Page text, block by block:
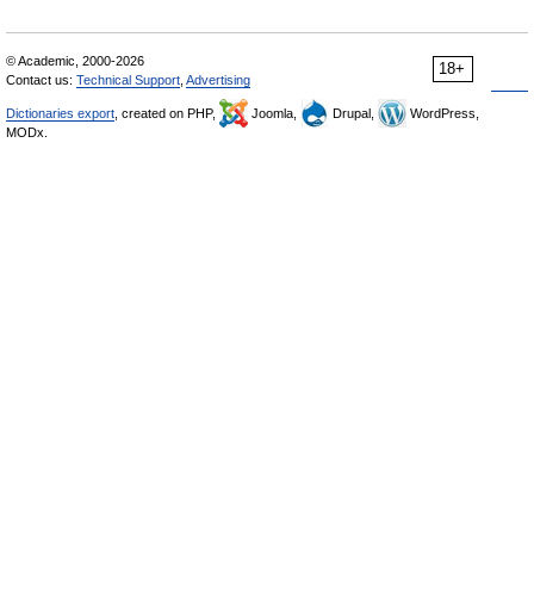
18+
© Academic, 2000-2026
Contact us: Technical Support Advertising
Dictionaries export , created on PHP, Joomla, Drupal,
WordPress,
MODx.